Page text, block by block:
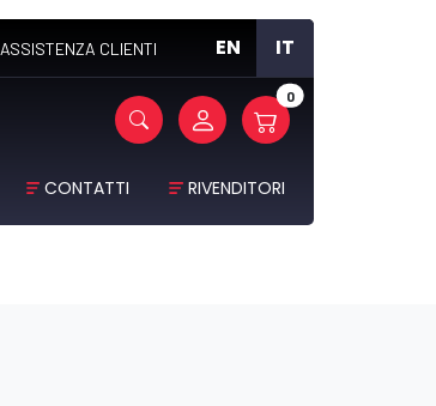
ASSISTENZA CLIENTI EN IT
0
CONTATTI RIVENDITORI